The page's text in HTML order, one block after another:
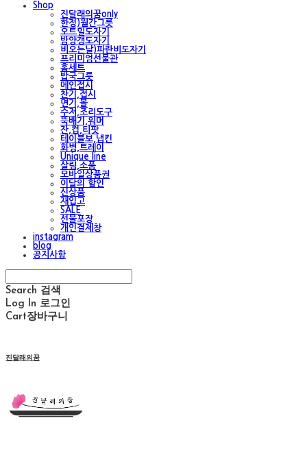
Shop
진달래의꿈only
한정)월간그릇
오트밀도자기
밤양갱도자기
비오는날)파란비도자기
프리미엄선물관
홈세트
밥국그릇
메인접시
찬기,접시
면기,볼
수저,조리도구
뚝배기,워머
잔,컵,티팟
테이블보,냅킨
화병,트레이
Unique line
살림,소품
모바일상품권
이달의 할인
신상품
재입고
SALE
선물포장
개인결제창
instagram
blog
공지사항
Search 검색
Log In 로그인
Cart장바구니
진달래의꿈